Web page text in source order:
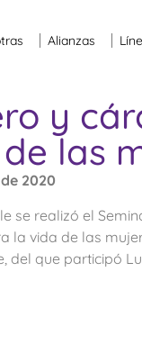
Alianzas
y
las
2020
se realizó el
la vida de las
del que participó